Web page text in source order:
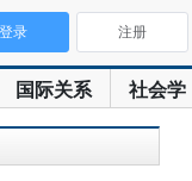
国际关系 社会学
登录 注册